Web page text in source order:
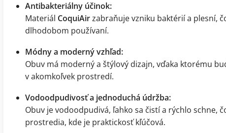
Antibakteriálny účinok:
Materiál CoquiAirzabraňuje vzniku baktérií a plesní,
dlhodobom používaní.
Módny a moderný vzhľad:
Obuv má moderný a štýlový dizajn, vďaka ktorému
v akomkoľvek prostredí.
Vodoodpudivosť a jednoduchá údržba:
Obuv je vodoodpudivá, ľahko sa čistí a rýchlo schne,
prostredia, kde je praktickosť kľúčová.